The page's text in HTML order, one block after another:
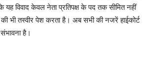
यह विवाद केवल नेता प्रतिपक्ष के पद तक सीमित नहीं
भी तस्वीर पेश करता है। अब सभी की नजरें हाईकोर्ट
है।